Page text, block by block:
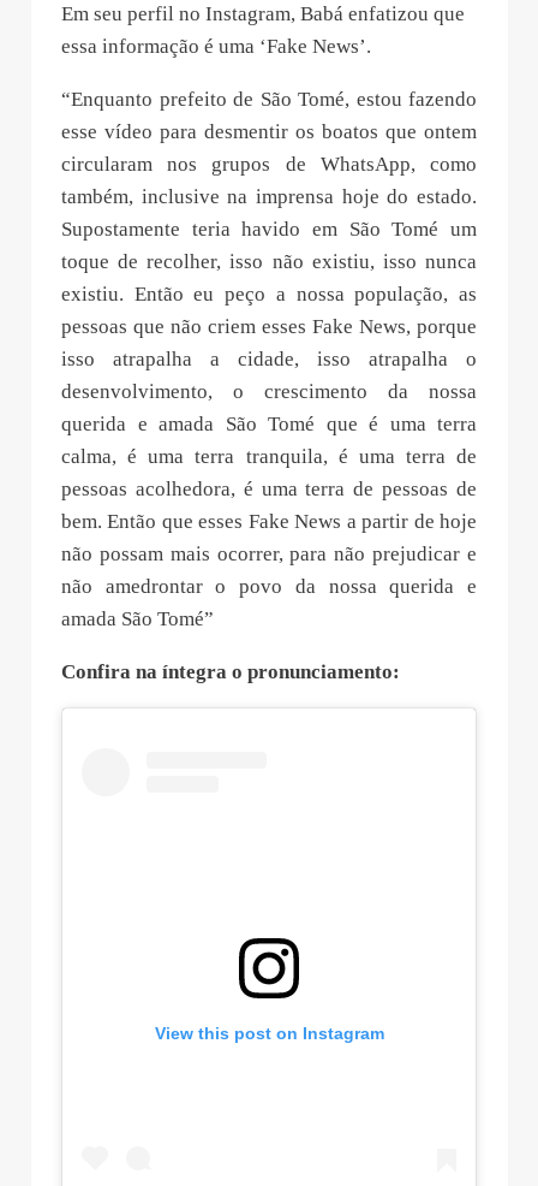
Em seu perfil no Instagram, Babá enfatizou que
essa informação é uma ‘Fake News’.
“Enquanto prefeito de São Tomé, estou fazendo
esse vídeo para desmentir os boatos que ontem
circularam nos grupos de WhatsApp, como
também, inclusive na imprensa hoje do estado.
Supostamente teria havido em São Tomé um
toque de recolher, isso não existiu, isso nunca
existiu. Então eu peço a nossa população, as
pessoas que não criem esses Fake News, porque
isso atrapalha a cidade, isso atrapalha o
desenvolvimento, o crescimento da nossa
querida e amada São Tomé que é uma terra
calma, é uma terra tranquila, é uma terra de
pessoas acolhedora, é uma terra de pessoas de
bem. Então que esses Fake News a partir de hoje
não possam mais ocorrer, para não prejudicar e
não amedrontar o povo da nossa querida e
amada São Tomé”
Confira na íntegra o pronunciamento:
View this post on Instagram